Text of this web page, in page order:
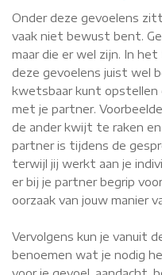
Onder deze gevoelens
vaak niet bewust bent.
maar die er wel zijn. In
deze gevoelens juist wel
kwetsbaar kunt opstellen
met je partner.
de ander kwijt te raken en
partner is tijdens de
terwijl jij werkt aan je
er bij je partner begrip
oorzaak van jouw manier
Vervolgens kun je vanuit
benoemen wat je nodig